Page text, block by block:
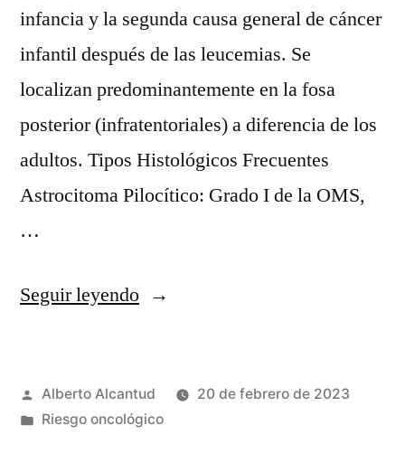
infancia y la segunda causa general de cáncer
infantil después de las leucemias. Se
localizan predominantemente en la fosa
posterior (infratentoriales) a diferencia de los
adultos. Tipos Histológicos Frecuentes
Astrocitoma Pilocítico: Grado I de la OMS,
…
Seguir leyendo«Tumores
pediátricos.»
Publicado
por
Alberto Alcantud
20 de febrero de 2023
Publicado
Riesgo oncológico